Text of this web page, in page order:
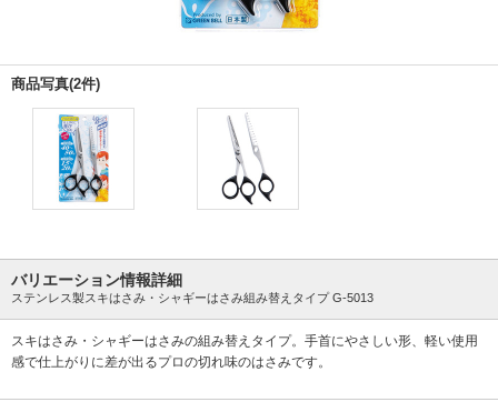
商品写真(2件)
バリエーション情報詳細
ステンレス製スキはさみ・シャギーはさみ組み替えタイプ G-5013
スキはさみ・シャギーはさみの組み替えタイプ。手首にやさしい形、軽い使用
感で仕上がりに差が出るプロの切れ味のはさみです。